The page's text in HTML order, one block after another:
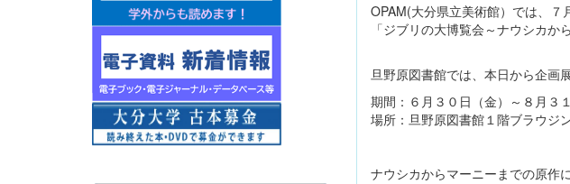
OPAM(大分県立美術館）では、
「ジブリの大博覧会～ナウシカか
旦野原図書館では、本日から企画
期間：６月３０日（金）～８月３
場所：旦野原図書館１階ブラウジ
ナウシカからマーニーまでの原作